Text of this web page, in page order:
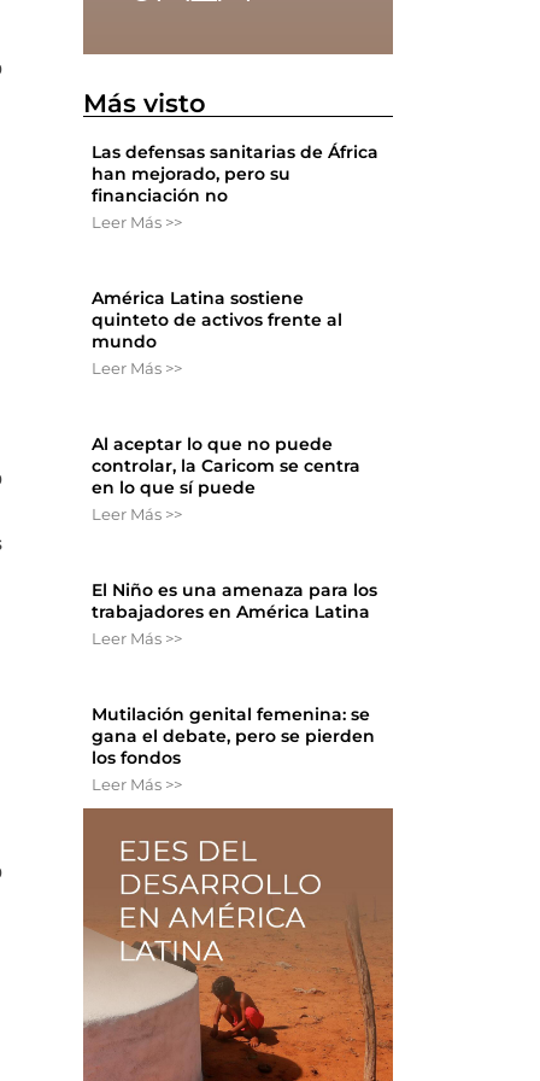
Más visto
Las defensas sanitarias de África
han mejorado, pero su
financiación no
Leer Más >>
América Latina sostiene
quinteto de activos frente al
mundo
Leer Más >>
Al aceptar lo que no puede
controlar, la Caricom se centra
en lo que sí puede
Leer Más >>
El Niño es una amenaza para los
trabajadores en América Latina
Leer Más >>
Mutilación genital femenina: se
gana el debate, pero se pierden
los fondos
Leer Más >>